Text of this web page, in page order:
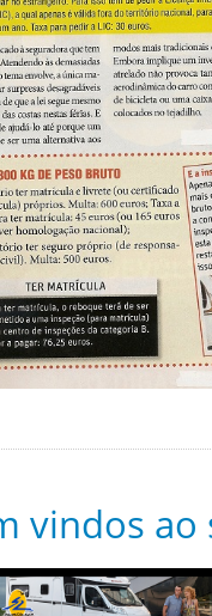
vindos